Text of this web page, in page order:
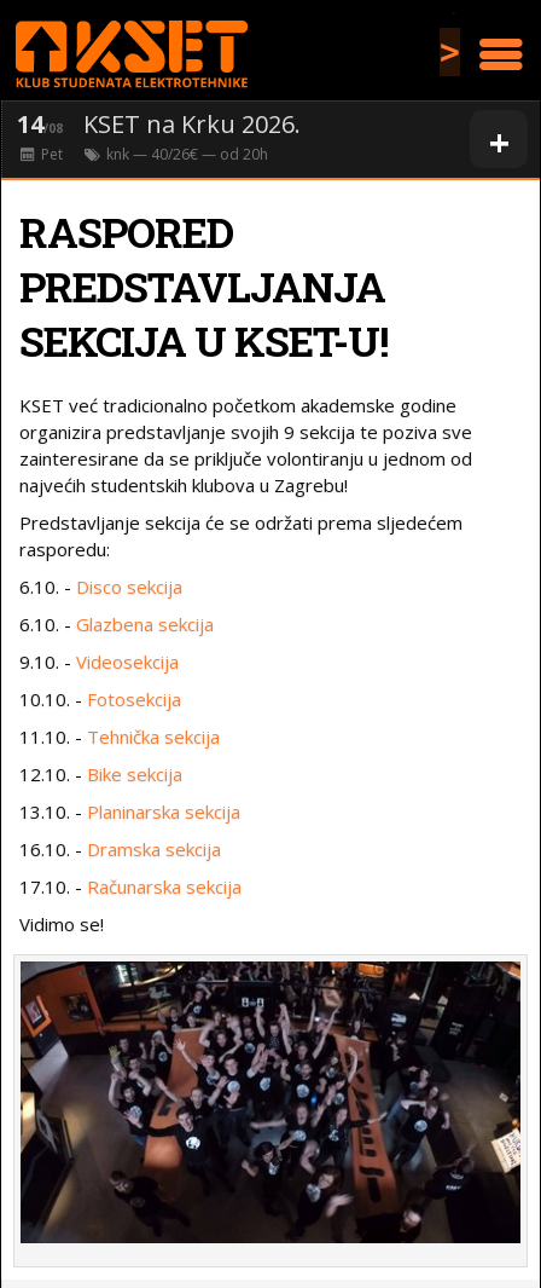
>
+
14/08 KSET na Krku 2026.
Pet knk— 40/26€ — od 20h
RASPORED
PREDSTAVLJANJA
SEKCIJA U KSET-U!
KSET već tradicionalno početkom akademske godine
organizira predstavljanje svojih 9 sekcija te poziva sve
zainteresirane da se priključe volontiranju u jednom od
najvećih studentskih klubova u Zagrebu!
Predstavljanje sekcija će se održati prema sljedećem
rasporedu:
6.10. - Disco sekcija
6.10. - Glazbena sekcija
9.10. - Videosekcija
10.10. - Fotosekcija
11.10. - Tehnička sekcija
12.10. - Bike sekcija
13.10. - Planinarska sekcija
16.10. - Dramska sekcija
17.10. - Računarska sekcija
Vidimo se!